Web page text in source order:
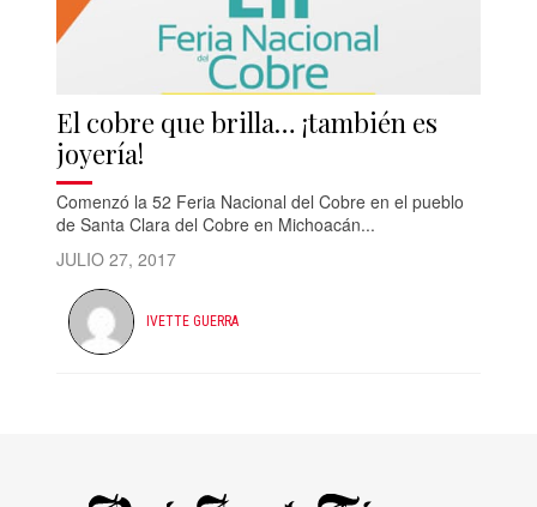
El cobre que brilla… ¡también es
joyería!
Comenzó la 52 Feria Nacional del Cobre en el pueblo
de Santa Clara del Cobre en Michoacán...
JULIO 27, 2017
IVETTE GUERRA